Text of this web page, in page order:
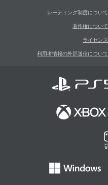
レーティング制度について
著作権について
ライセンス
利用者情報の外部送信について